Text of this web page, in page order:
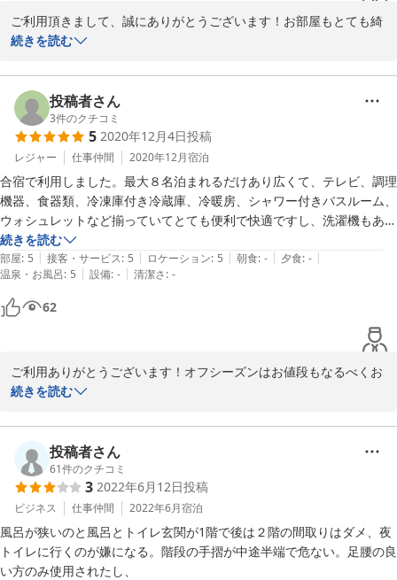
ご利用頂きまして、誠にありがとうございます！お部屋もとても綺
麗にご利用頂きまして、嬉しいです。当日はお天気も良くて安心い
く、、お隣さんの木なので切ることが出来ずに、すいません、、今
後交渉して見ます。
又是非ともご利用くださいませ、お待ちしております。
この度は本当にありがとうございました！
2023-06-03
続きを読む
投稿者さん
3件のクチコミ
5 2020年12月4日投稿
レジャー 仕事仲間 2020年12月宿泊
合宿で利用しました。最大８名泊まれるだけあり広くて、テレビ、調理
機器、食器類、冷凍庫付き冷蔵庫、冷暖房、シャワー付きバスルーム、
ウォシュレットなど揃っていてとても便利で快適ですし、洗濯機もあり
連泊にとてもよい宿でした。国道沿いでアクセス良好で部屋から海や朝
日が見えました。ペット同室OKでとてもリーズナブルでリピート確定
です！
続きを読む
部屋: 5 | 接客・サービス: 5 | ロケーション: 5 | 朝食: - | 夕食: - |
温泉・お風呂: 5 | 設備: - | 清潔さ: -
62
ご利用ありがとうございます！オフシーズンはお値段もなるべくお
安くご提供させていただいております、施設は築年数が経っており
ります。又のご利用をお待ちしております、ありがとうございまし
た！
2023-06-03
続きを読む
投稿者さん
61件のクチコミ
3 2022年6月12日投稿
ビジネス 仕事仲間 2022年6月宿泊
風呂が狭いのと風呂とトイレ玄関が1階で後は２階の間取りはダメ、夜
トイレに行くのが嫌になる。階段の手摺が中途半端で危ない。足腰の良
い方のみ使用されたし、